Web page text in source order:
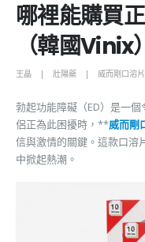
哪裡能購買
（韓國Vinix
王晶 壯陽藥 威而剛口溶片
勃起功能障礙（ED）是一
侶正為此困擾時，**威而剛
信與激情的關鍵。這款口溶
中掀起熱潮。